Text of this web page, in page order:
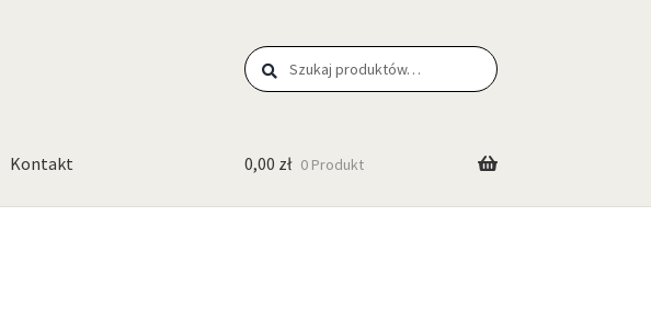
Szukaj
Kontakt 0,00 zł 0 Produkt